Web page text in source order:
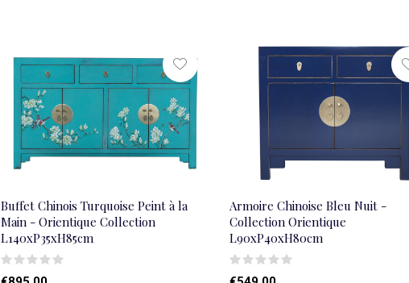
Buffet Chinois Turquoise Peint à la
Main - Orientique Collection
L140xP35xH85cm
Armoire Chinoise Bleu Nuit -
Collection Orientique
L90xP40xH80cm